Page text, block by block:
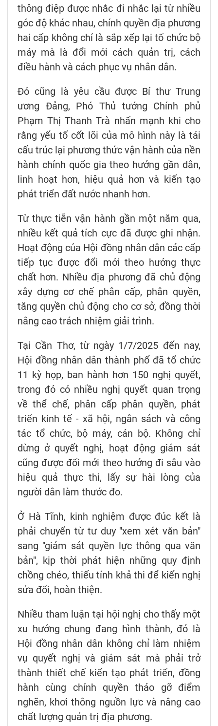
thông điệp được nhắc đi nhắc lại từ nhiều
góc độ khác nhau, chính quyền địa phương
hai cấp không chỉ là sắp xếp lại tổ chức bộ
máy mà là đổi mới cách quản trị, cách
điều hành và cách phục vụ nhân dân.
Đó cũng là yêu cầu được Bí thư Trung
ương Đảng, Phó Thủ tướng Chính phủ
Phạm Thị Thanh Trà nhấn mạnh khi cho
rằng yếu tố cốt lõi của mô hình này là tái
cấu trúc lại phương thức vận hành của nền
hành chính quốc gia theo hướng gần dân,
linh hoạt hơn, hiệu quả hơn và kiến tạo
phát triển đất nước nhanh hơn.
Từ thực tiễn vận hành gần một năm qua,
nhiều kết quả tích cực đã được ghi nhận.
Hoạt động của Hội đồng nhân dân các cấp
tiếp tục được đổi mới theo hướng thực
chất hơn. Nhiều địa phương đã chủ động
xây dựng cơ chế phân cấp, phân quyền,
tăng quyền chủ động cho cơ sở, đồng thời
nâng cao trách nhiệm giải trình.
Tại Cần Thơ, từ ngày 1/7/2025 đến nay,
Hội đồng nhân dân thành phố đã tổ chức
11 kỳ họp, ban hành hơn 150 nghị quyết,
trong đó có nhiều nghị quyết quan trọng
về thể chế, phân cấp phân quyền, phát
triển kinh tế - xã hội, ngân sách và công
tác tổ chức, bộ máy, cán bộ. Không chỉ
dừng ở quyết nghị, hoạt động giám sát
cũng được đổi mới theo hướng đi sâu vào
hiệu quả thực thi, lấy sự hài lòng của
người dân làm thước đo.
Ở Hà Tĩnh, kinh nghiệm được đúc kết là
phải chuyển từ tư duy "xem xét văn bản"
sang "giám sát quyền lực thông qua văn
bản", kịp thời phát hiện những quy định
chồng chéo, thiếu tính khả thi để kiến nghị
sửa đổi, hoàn thiện.
Nhiều tham luận tại hội nghị cho thấy một
xu hướng chung đang hình thành, đó là
Hội đồng nhân dân không chỉ làm nhiệm
vụ quyết nghị và giám sát mà phải trở
thành thiết chế kiến tạo phát triển, đồng
hành cùng chính quyền tháo gỡ điểm
nghẽn, khơi thông nguồn lực và nâng cao
chất lượng quản trị địa phương.